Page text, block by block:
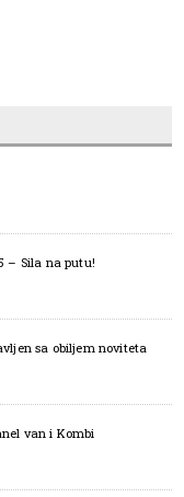
– Sila na putu!
sa obiljem noviteta
van i Kombi